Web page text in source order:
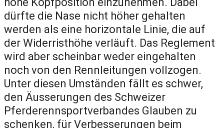
dürfte die Nase nicht höher gehalten
werden als eine horizontale Linie, die auf
der Widerristhöhe verläuft. Das Reglement
wird aber scheinbar weder eingehalten
noch von den Rennleitungen vollzogen.
Unter diesen Umständen fällt es schwer,
den Äusserungen des Schweizer
Pferderennsportverbandes Glauben zu
schenken, für Verbesserungen beim